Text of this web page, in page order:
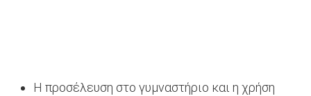
Η προσέλευση στο γυμναστήριο και η χρήση